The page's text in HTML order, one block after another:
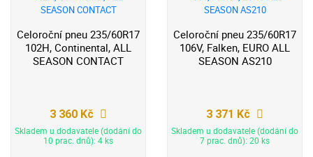
Celoroční pneu 235/60R17
102H, Continental, ALL
SEASON CONTACT
3 360 Kč
Skladem u dodavatele (dodání do
10 prac. dnů): 4 ks
Celoroční pneu 235/60R17
106V, Falken, EURO ALL
SEASON AS210
3 371 Kč
Skladem u dodavatele (dodání do
7 prac. dnů): 20 ks